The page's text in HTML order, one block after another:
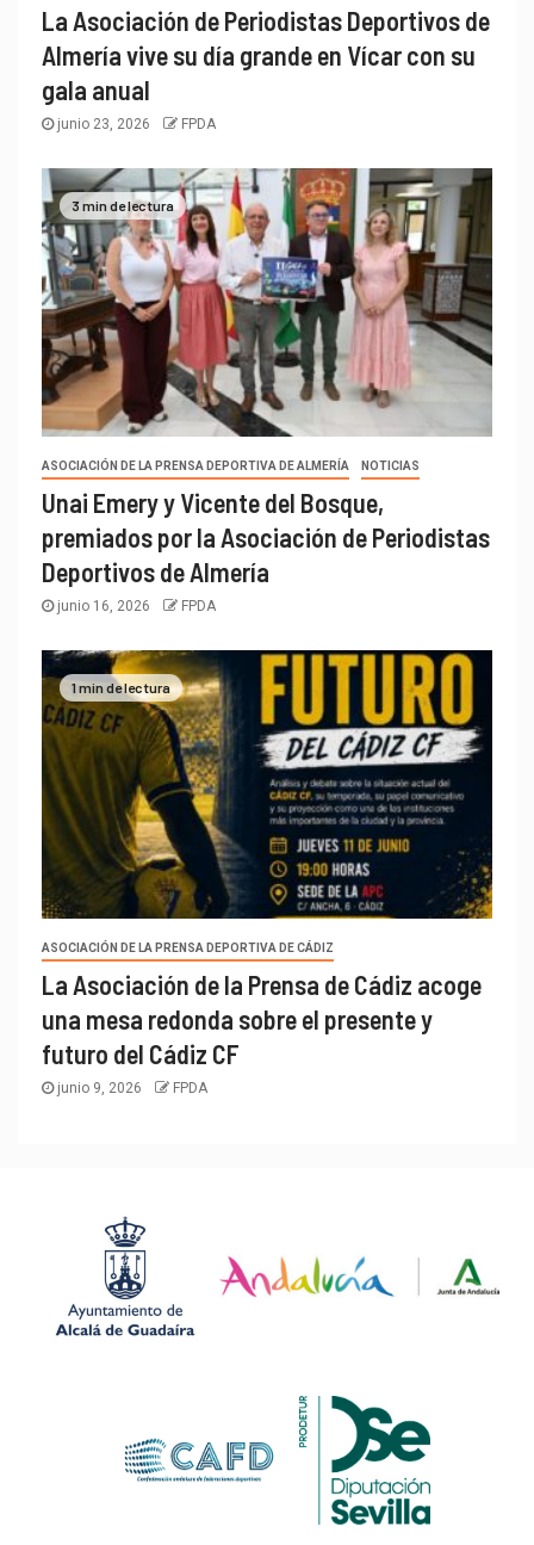
La Asociación de Periodistas Deportivos de
Almería vive su día grande en Vícar con su
gala anual
junio 23, 2026 FPDA
3 min de lectura
ASOCIACIÓN DE LA PRENSA DEPORTIVA DE ALMERÍA NOTICIAS
Unai Emery y Vicente del Bosque,
premiados por la Asociación de Periodistas
Deportivos de Almería
junio 16, 2026 FPDA
1 min de lectura
ASOCIACIÓN DE LA PRENSA DEPORTIVA DE CÁDIZ
La Asociación de la Prensa de Cádiz acoge
una mesa redonda sobre el presente y
futuro del Cádiz CF
junio 9, 2026 FPDA